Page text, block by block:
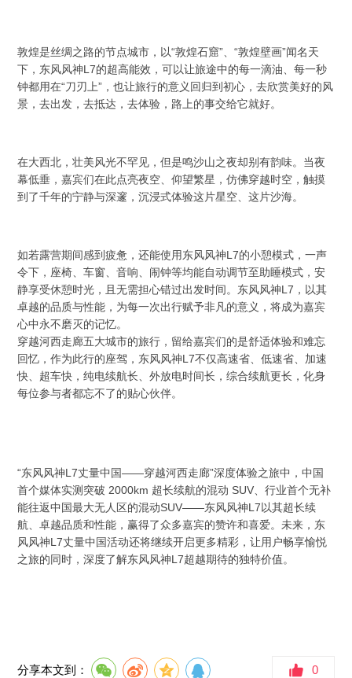
敦煌是丝绸之路的节点城市，以“敦煌石窟”、“敦煌壁画”闻名天
下，东风风神L7的超高能效，可以让旅途中的每一滴油、每一秒
钟都用在“刀刃上”，也让旅行的意义回归到初心，去欣赏美好的风
景，去出发，去抵达，去体验，路上的事交给它就好。
在大西北，壮美风光不罕见，但是鸣沙山之夜却别有韵味。当夜
幕低垂，嘉宾们在此点亮夜空、仰望繁星，仿佛穿越时空，触摸
到了千年的宁静与深邃，沉浸式体验这片星空、这片沙海。
如若露营期间感到疲惫，还能使用东风风神L7的小憩模式，一声
令下，座椅、车窗、音响、闹钟等均能自动调节至助睡模式，安
静享受休憩时光，且无需担心错过出发时间。东风风神L7，以其
卓越的品质与性能，为每一次出行赋予非凡的意义，将成为嘉宾
心中永不磨灭的记忆。
穿越河西走廊五大城市的旅行，留给嘉宾们的是舒适体验和难忘
回忆，作为此行的座驾，东风风神L7不仅高速省、低速省、加速
快、超车快，纯电续航长、外放电时间长，综合续航更长，化身
每位参与者都忘不了的贴心伙伴。
“东风风神L7丈量中国——穿越河西走廊”深度体验之旅中，中国
首个媒体实测突破 2000km 超长续航的混动 SUV、行业首个无补
能往返中国最大无人区的混动SUV——东风风神L7以其超长续
航、卓越品质和性能，赢得了众多嘉宾的赞许和喜爱。未来，东
风风神L7丈量中国活动还将继续开启更多精彩，让用户畅享愉悦
之旅的同时，深度了解东风风神L7超越期待的独特价值。
分享本文到： 0